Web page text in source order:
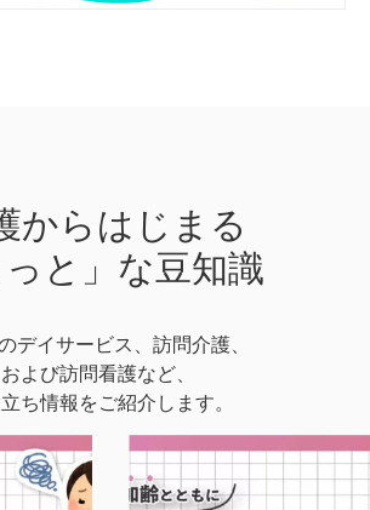
からはじまる
っと」な豆知識
デイサービス、訪問介護、
および訪問看護など、
ち情報をご紹介します。